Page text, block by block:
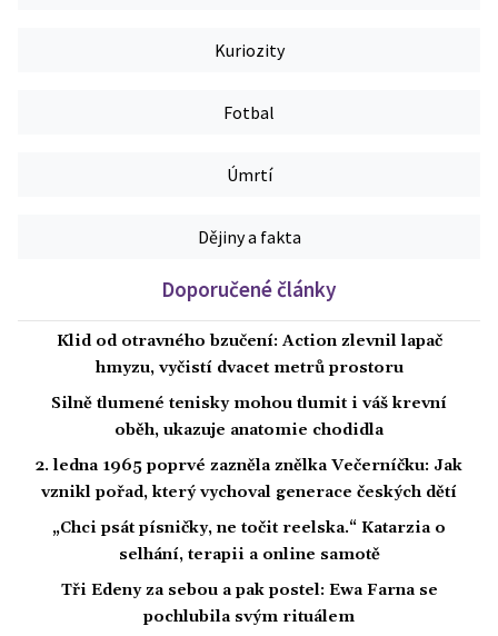
Kuriozity
Fotbal
Úmrtí
Dějiny a fakta
Doporučené články
Klid od otravného bzučení: Action zlevnil lapač
hmyzu, vyčistí dvacet metrů prostoru
Silně tlumené tenisky mohou tlumit i váš krevní
oběh, ukazuje anatomie chodidla
2. ledna 1965 poprvé zazněla znělka Večerníčku: Jak
vznikl pořad, který vychoval generace českých dětí
„Chci psát písničky, ne točit reelska.“ Katarzia o
selhání, terapii a online samotě
Tři Edeny za sebou a pak postel: Ewa Farna se
pochlubila svým rituálem